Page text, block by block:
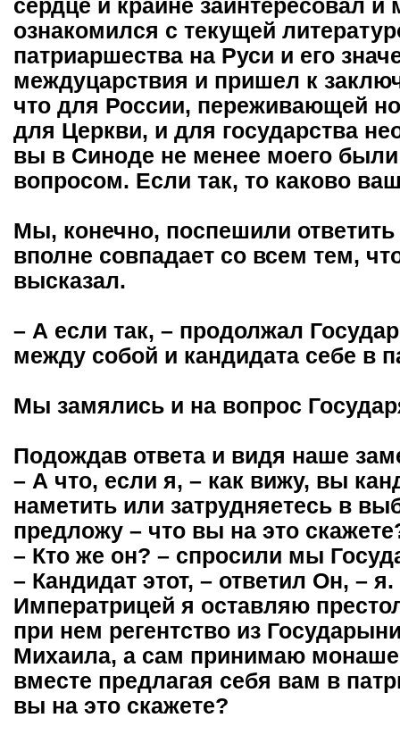
сердце и крайне заинтересовал
ознакомился с текущей
патриаршества на Руси и его
междуцарствия и пришел к
что для России, переживающей
для Церкви, и для государства
вы в Синоде не менее моего
вопросом. Если так, то каково
Мы, конечно, поспешили
вполне совпадает со всем тем,
высказал.
– А если так, – продолжал
между собой и кандидата себе в
Мы замялись и на вопрос
Подождав ответа и видя наше
– А что, если я, – как вижу, вы
наметить или затрудняетесь в
предложу – что вы на это
– Кто же он? – спросили мы
– Кандидат этот, – ответил Он, –
Императрицей я оставляю
при нем регентство из
Михаила, а сам принимаю
вместе предлагая себя вам в
вы на это скажете?